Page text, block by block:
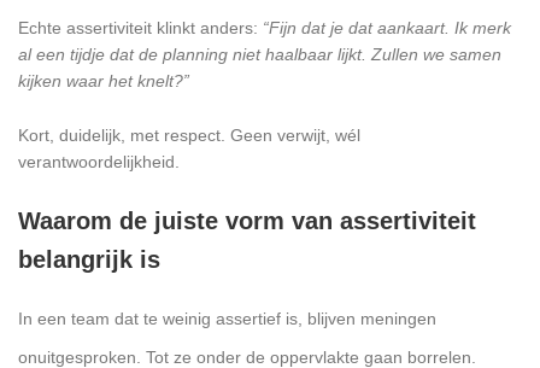
Echte assertiviteit klinkt anders: “Fijn dat je dat aankaart. Ik merk
al een tijdje dat de planning niet haalbaar lijkt. Zullen we samen
kijken waar het knelt?”
Kort, duidelijk, met respect. Geen verwijt, wél
verantwoordelijkheid.
Waarom de juiste vorm van assertiviteit
belangrijk is
In een team dat te weinig assertief is, blijven meningen
onuitgesproken. Tot ze onder de oppervlakte gaan borrelen.